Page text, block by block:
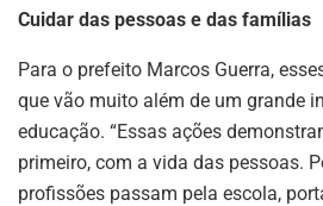
Cuidar das pessoas e das famílias
Para o prefeito Marcos Guerra,
que vão muito além de um grande
educação. “Essas ações
primeiro, com a vida das pessoas.
profissões passam pela escola,